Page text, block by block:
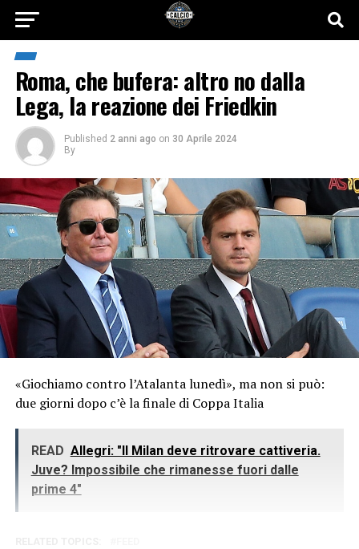
Roma, che bufera: altro no dalla
Lega, la reazione dei Friedkin
Published 2 anni ago on 30 Aprile 2024
By
«Giochiamo contro l’Atalanta lunedì», ma non si può:
due giorni dopo c’è la finale di Coppa Italia
READ Allegri: "Il Milan deve ritrovare cattiveria.
Juve? Impossibile che rimanesse fuori dalle
prime 4"